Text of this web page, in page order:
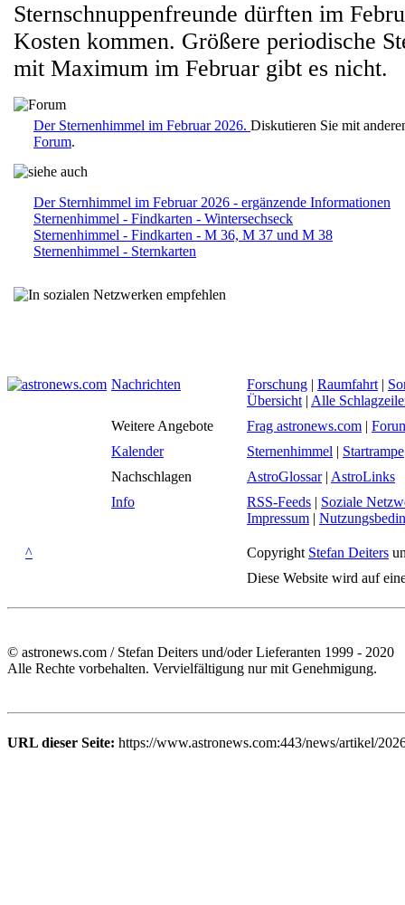
Sternschnuppenfreunde dürften im
Kosten kommen. Größere periodische
mit Maximum im Februar gibt es nicht.
Der Sternenhimmel im Februar 2026. Diskutieren Sie mit
Forum.
Der Sternhimmel im Februar 2026 - ergänzende Informationen
Sternenhimmel - Findkarten - Wintersechseck
Sternenhimmel - Findkarten - M 36, M 37 und M 38
Sternenhimmel - Sternkarten
Nachrichten Forschung | Raumfahrt |
Übersicht | Alle
Weitere Angebote
Frag astronews.com |
Kalender
Sternenhimmel | Startrampe
Nachschlagen
AstroGlossar| AstroLinks
Info
RSS-Feeds | Soziale
Impressum |
^ Copyright Stefan Deiters
Diese Website wird auf
© astronews.com / Stefan Deiters und/oder Lieferanten 1999 - 2020
Alle Rechte vorbehalten. Vervielfältigung nur mit Genehmigung.
URL dieser Seite: https://www.astronews.com:443/news/artikel/